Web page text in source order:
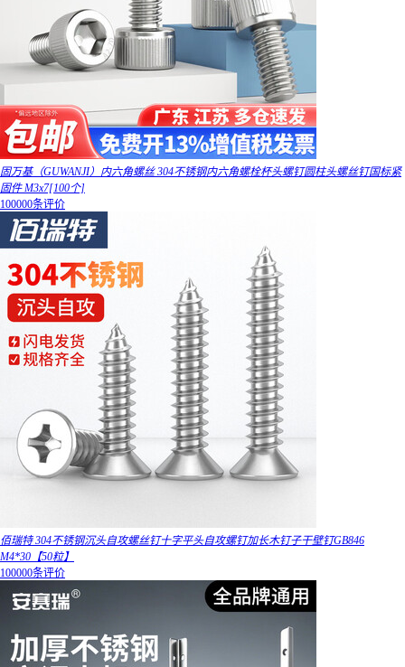
固万基（GUWANJI）内六角螺丝 304不锈钢内六角螺栓杯头螺钉圆柱头螺丝钉国标紧
固件 M3x7[100个]
100000条评价
佰瑞特 304不锈钢沉头自攻螺丝钉十字平头自攻螺钉加长木钉子干壁钉GB846
M4*30【50粒】
100000条评价